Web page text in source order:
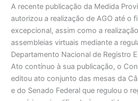
A recente publicação da Medida
autorizou a realização de AGO até o
excepcional, assim como a
assembleias virtuais mediante a
Departamento Nacional de Registro
Ato contínuo à sua publicação, o
editou ato conjunto das mesas da
e do Senado Federal que regulou o